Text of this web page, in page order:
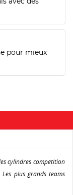
pour mieux
cylindres compétition
plus grands teams
liste
d'envies
des produits